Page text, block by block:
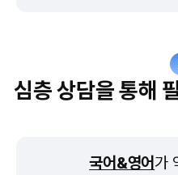
심층 상담을 통해
국어&영어 가